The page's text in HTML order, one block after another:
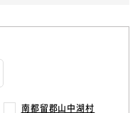
南都留郡山中湖村